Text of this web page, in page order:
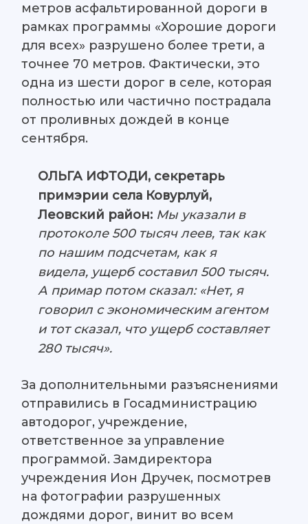
метров асфальтированной дороги в
рамках программы «Хорошие дороги
для всех» разрушено более трети, а
точнее 70 метров. Фактически, это
одна из шести дорог в селе, которая
полностью или частично пострадала
от проливных дождей в конце
сентября.
ОЛЬГА ИФТОДИ, секретарь
примэрии села Ковурлуй,
Леовский район: Мы указали в
протоколе 500 тысяч леев, так как
по нашим подсчетам, как я
видела, ущерб составил 500 тысяч.
А примар потом сказал: «Нет, я
говорил с экономическим агентом
и тот сказал, что ущерб составляет
280 тысяч».
За дополнительными разъяснениями
отправились в Госадминистрацию
автодорог, учреждение,
ответственное за управление
программой. Замдиректора
учреждения Ион Дручек, посмотрев
на фотографии разрушенных
дождями дорог, винит во всем